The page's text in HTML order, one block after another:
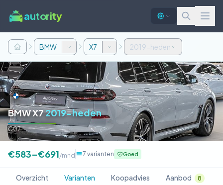
autority
BMW X7 2019-heden
BMW X72019-heden
G07
€583–€691/mnd 7 varianten Goed
Overzicht Varianten Koopadvies Aanbod 8